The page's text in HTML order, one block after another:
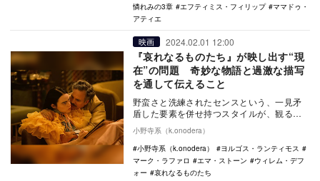
憐れみの3章
エフティミス・フィリップ
ママドゥ・
アティエ
映画 2024.02.01 12:00
『哀れなるものたち』が映し出す“現
在”の問題 奇妙な物語と過激な描写
を通して伝えること
野蛮さと洗練されたセンスという、一見矛
盾した要素を併せ持つスタイルが、観る者
たちの心をざわつかせ、類まれな知性と才
能でアートフィ…
小野寺系（k.onodera）
小野寺系（k.onodera）
ヨルゴス・ランティモス
マーク・ラファロ
エマ・ストーン
ウィレム・デフ
ォー
哀れなるものたち